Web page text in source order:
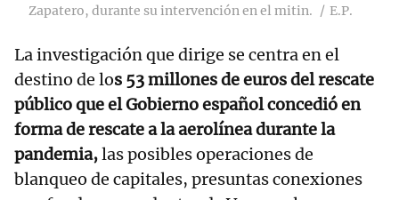
Zapatero, durante su intervención en el mitin.
E.P.
La investigación que dirige se centra en el
destino de los 53 millones de euros del rescate
público que el Gobierno español concedió en
forma de rescate a la aerolínea durante la
pandemia,las posibles operaciones de
blanqueo de capitales, presuntas conexiones